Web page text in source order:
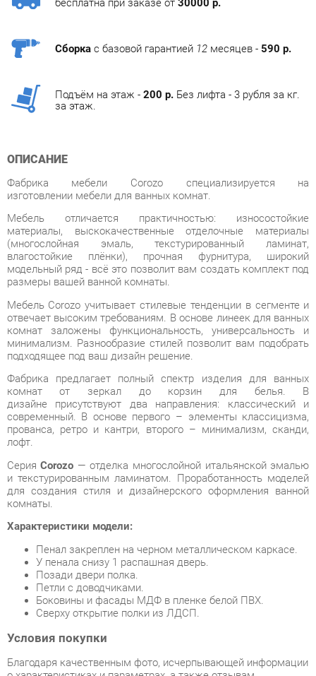
Сборкас базовой гарантией12месяцев -
Подъём на этаж -200 р.Без лифта - 3 рубля за кг.
ОПИСАНИЕ
материалы, выскокачественные отделочные материалы
(многослойная эмаль, текстурированный ламинат,
модельный ряд - всё это позволит вам создать комплект под
размеры вашей ванной комнаты.
Мебель Corozo учитывает стилевые тенденции в сегменте и
отвечает высоким требованиям. В основе линеек для ванных
комнат заложены функциональность, универсальность и
подходящее под ваш дизайн решение.
Фабрика предлагает полный спектр изделия для ванных
комнат от зеркал до корзин для белья. В
дизайне присутствуют два направления: классический и
современный. В основе первого – элементы классицизма,
прованса, ретро и кантри, второго – минимализм, сканди,
лофт.
Серия Corozo— отделка многослойной итальянской эмалью
и текстурированным ламинатом. Проработанность моделей
для создания стиля и дизайнерского оформления ванной
комнаты.
Характеристики модели:
Пенал закреплен на черном металлическом каркасе.
У пенала снизу 1 распашная дверь.
Петли с доводчиками.
Сверху открытие полки из ЛДСП.
Условия покупки
Благодаря качественным фото, исчерпывающей информации
о характеристиках и параметрах, а также отзывам
товар «Пенал Corozo Corozo Айова 35 14862 Черный Белый»
из Екатеринбурга по цене со скидкой и гарантией от
производителя не составит труда.